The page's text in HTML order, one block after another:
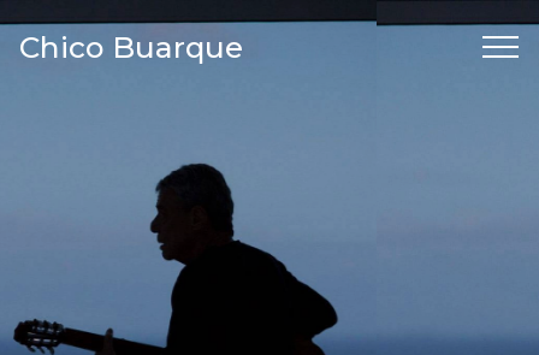
Chico Buarque